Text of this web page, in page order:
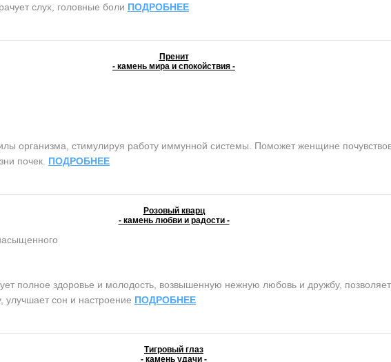
слух, головные боли ПОДРОБНЕЕ
Пренит
- камень мира и спокойствия -
организма, стимулируя работу иммунной системы. Поможет женщине
почек. ПОДРОБНЕЕ
Розовый кварц
- камень любви и радости -
полное здоровье и молодость, возвышенную нежную любовь и дружбу, позволяет
улучшает сон и настроение ПОДРОБНЕЕ
Тигровый глаз
- камень удачи -